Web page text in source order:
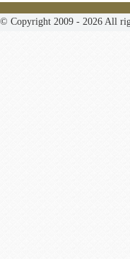
© Copyright 2009 - 2026 All